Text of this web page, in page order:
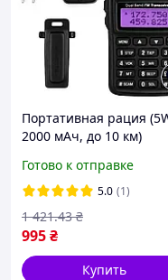
Портативная рация
2000 мАч, до 10 км)
Радиостанция
тактическая
Готово к отправке
5.0 (1)
995₴
1 421.43 ₴
Купить